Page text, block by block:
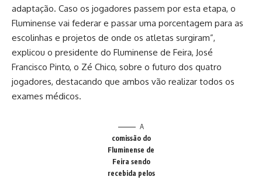
adaptação. Caso os jogadores passem por esta etapa, o
Fluminense vai federar e passar uma porcentagem para as
escolinhas e projetos de onde os atletas surgiram”,
explicou o presidente do Fluminense de Feira, José
Francisco Pinto, o Zé Chico, sobre o futuro dos quatro
jogadores, destacando que ambos vão realizar todos os
exames médicos.
A
comissão do
Fluminense de
Feira sendo
recebida pelos